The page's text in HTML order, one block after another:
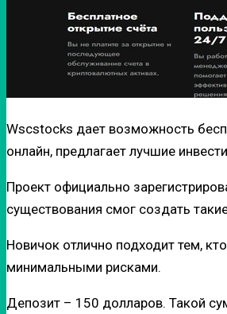
Wscstocks дает возможность
онлайн, предлагает лучшие
Проект официально
существования смог создать
Новичок отлично подходит тем,
минимальными рисками.
Депозит – 150 долларов. Такой